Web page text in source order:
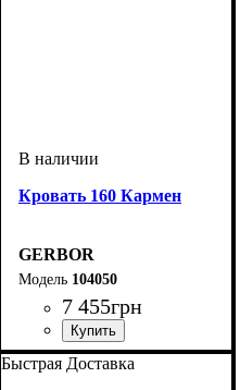
Кровать 160 Кармен
GERBOR
104050
7 455грн
Быстрая Доставка